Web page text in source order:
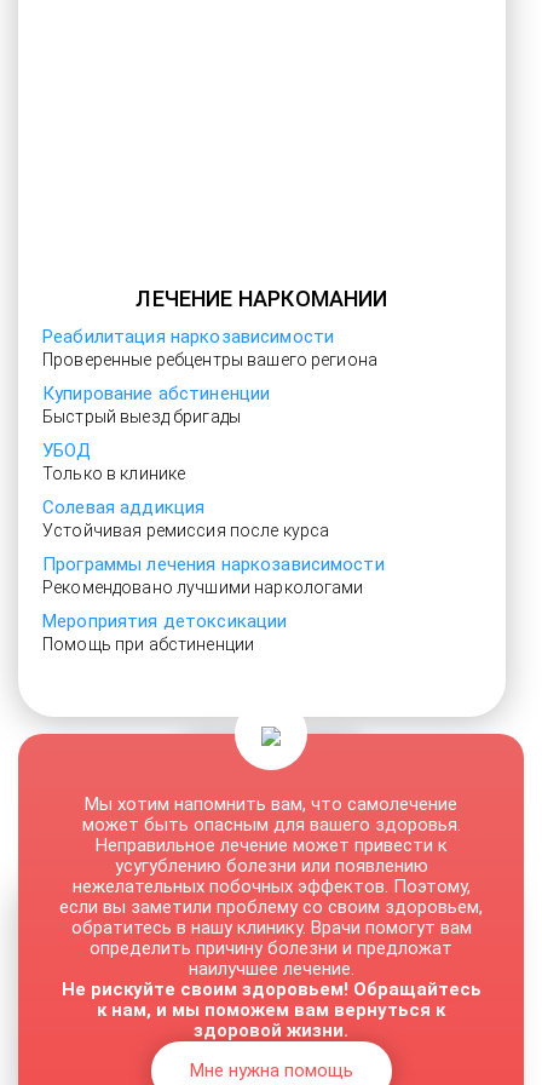
ЛЕЧЕНИЕ НАРКОМАНИИ
Реабилитация наркозависимости
Проверенные ребцентры вашего региона
Купирование абстиненции
Быстрый выезд бригады
УБОД
Только в клинике
Солевая аддикция
Устойчивая ремиссия после курса
Программы лечения наркозависимости
Рекомендовано лучшими наркологами
Мероприятия детоксикации
Помощь при абстиненции
От 3500 руб.
Мы хотим напомнить вам, что самолечение
может быть опасным для вашего здоровья.
Неправильное лечение может привести к
усугублению болезни или появлению
нежелательных побочных эффектов. Поэтому,
если вы заметили проблему со своим здоровьем,
обратитесь в нашу клинику. Врачи помогут вам
определить причину болезни и предложат
наилучшее лечение.
Не рискуйте своим здоровьем! Обращайтесь
к нам, и мы поможем вам вернуться к
здоровой жизни.
Мне нужна помощь